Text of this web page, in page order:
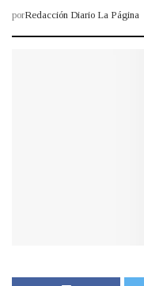
porRedacción Diario La Página